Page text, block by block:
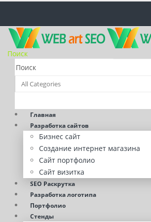
Поиск
Главная
Разработка сайтов
Бизнес сайт
Создание интернет магазина
Сайт портфолио
Сайт визитка
SEO Раскрутка
Разработка логотипа
Портфолио
Стенды